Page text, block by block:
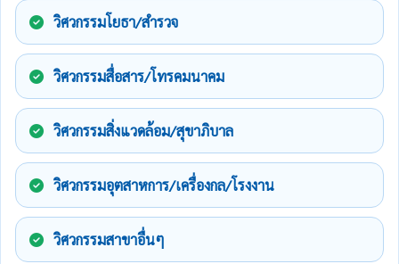
วิศวกรรมโยธา/สำรวจ
วิศวกรรมสื่อสาร/โทรคมนาคม
วิศวกรรมสิ่งแวดล้อม/สุขาภิบาล
วิศวกรรมอุตสาหการ/เครื่องกล/โรงงาน
วิศวกรรมสาขาอื่นๆ